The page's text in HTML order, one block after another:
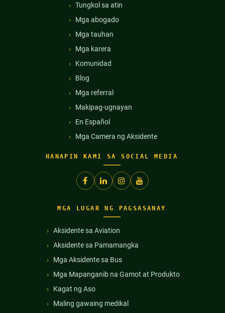
Tungkol sa atin
Mga abogado
Mga tauhan
Mga karera
Komunidad
Blog
Mga referral
Makipag-ugnayan
En Español
Mga Camera ng Aksidente
HANAPIN KAMI SA SOCIAL MEDIA
MGA LUGAR NG PAGSASANAY
Aksidente sa Aviation
Aksidente sa Pamamangka
Mga Aksidente sa Bus
Mga Mapanganib na Gamot at Produkto
Kagat ng Aso
Maling gawaing medikal